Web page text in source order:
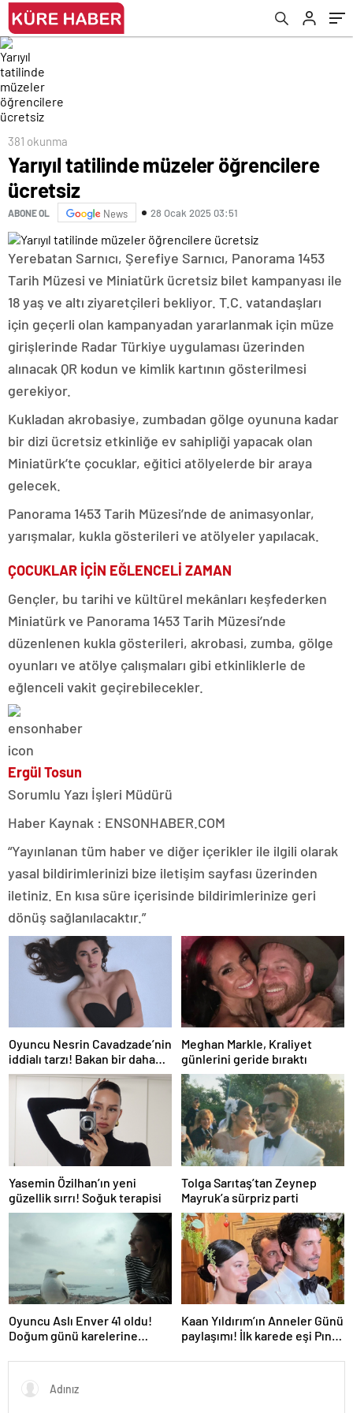
381 okunma
Yarıyıl tatilinde müzeler öğrencilere
ücretsiz
ABONE OL News 28 Ocak 2025 03:51
Yerebatan Sarnıcı, Şerefiye Sarnıcı, Panorama 1453
Tarih Müzesi ve Miniatürk ücretsiz bilet kampanyası ile
18 yaş ve altı ziyaretçileri bekliyor. T.C. vatandaşları
için geçerli olan kampanyadan yararlanmak için müze
girişlerinde Radar Türkiye uygulaması üzerinden
alınacak QR kodun ve kimlik kartının gösterilmesi
gerekiyor.
Kukladan akrobasiye, zumbadan gölge oyununa kadar
bir dizi ücretsiz etkinliğe ev sahipliği yapacak olan
Miniatürk’te çocuklar, eğitici atölyelerde bir araya
gelecek.
Panorama 1453 Tarih Müzesi’nde de animasyonlar,
yarışmalar, kukla gösterileri ve atölyeler yapılacak.
ÇOCUKLAR İÇİN EĞLENCELİ ZAMAN
Gençler, bu tarihi ve kültürel mekânları keşfederken
Miniatürk ve Panorama 1453 Tarih Müzesi’nde
düzenlenen kukla gösterileri, akrobasi, zumba, gölge
oyunları ve atölye çalışmaları gibi etkinliklerle de
eğlenceli vakit geçirebilecekler.
Ergül Tosun
Sorumlu Yazı İşleri Müdürü
Haber Kaynak : ENSONHABER.COM
“Yayınlanan tüm haber ve diğer içerikler ile ilgili olarak
yasal bildirimlerinizi bize iletişim sayfası üzerinden
iletiniz. En kısa süre içerisinde bildirimlerinize geri
dönüş sağlanılacaktır.”
Oyuncu Nesrin Cavadzade’nin
iddialı tarzı! Bakan bir daha
baktı
Meghan Markle, Kraliyet
günlerini geride bıraktı
Yasemin Özilhan’ın yeni
güzellik sırrı! Soğuk terapisi
Tolga Sarıtaş’tan Zeynep
Mayruk’a sürpriz parti
Oyuncu Aslı Enver 41 oldu!
Doğum günü karelerine
Kaan Yıldırım’ın Anneler Günü
paylaşımı! İlk karede eşi Pınar